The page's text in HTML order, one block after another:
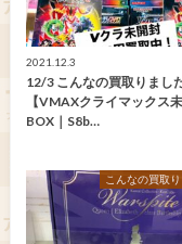
2021.12.3
12/3 こんなの買取りまし
【VMAXクライマックス
BOX｜S8b…
こんなの買取り